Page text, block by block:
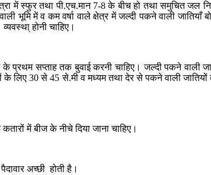
में स्फुर तथा पी.एच.मान 7-8 के बीच हो तथा समुचित जल
भूमि में व कम वर्षा वाले क्षेत्र में जल्दी पकने वाली
होनी चाहिए।
सप्ताह तक बुवाई करनी चाहिए। जल्दी पकने वाली
के लिए 30 से 45 से.मी व मध्यम तथा देर से पकने वाली
में बीज के नीचे दिया जाना चाहिए।
अच्छी होती है।